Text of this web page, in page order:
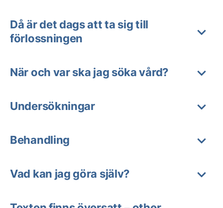
Då är det dags att ta sig till
förlossningen
När och var ska jag söka vård?
Undersökningar
Behandling
Vad kan jag göra själv?